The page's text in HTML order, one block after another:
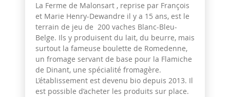
La Ferme de Malonsart , reprise par François
et Marie Henry-Dewandre il y a 15 ans, est le
terrain de jeu de 200 vaches Blanc-Bleu-
Belge. Ils y produisent du lait, du beurre, mais
surtout la fameuse boulette de Romedenne,
un fromage servant de base pour la Flamiche
de Dinant, une spécialité fromagère.
L’établissement est devenu bio depuis 2013. Il
est possible d’acheter les produits sur place.